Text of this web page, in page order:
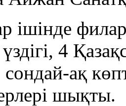
ішінде
4
сондай-ақ
шықты.